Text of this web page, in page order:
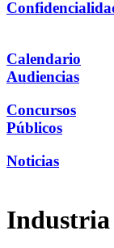
Calendario
Audiencias
Concursos
Públicos
Noticias
Industria